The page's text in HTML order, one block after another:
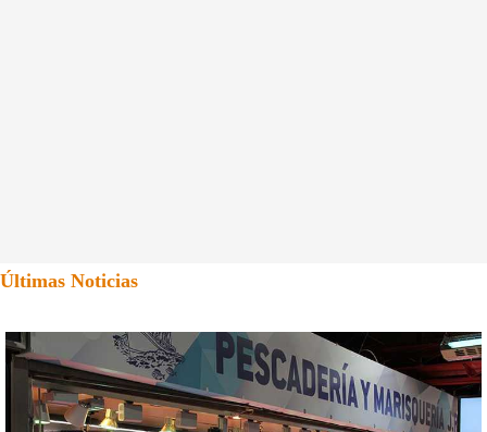
Últimas Noticias